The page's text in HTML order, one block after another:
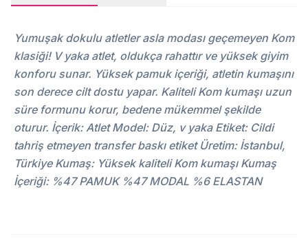
Yumuşak dokulu atletler asla modası geçemeyen Kom
klasiği! V yaka atlet, oldukça rahattır ve yüksek giyim
konforu sunar. Yüksek pamuk içeriği, atletin kumaşını
son derece cilt dostu yapar. Kaliteli Kom kumaşı uzun
süre formunu korur, bedene mükemmel şekilde
oturur. İçerik: Atlet Model: Düz, v yaka Etiket: Cildi
tahriş etmeyen transfer baskı etiket Üretim: İstanbul,
Türkiye Kumaş: Yüksek kaliteli Kom kumaşı Kumaş
İçeriği: %47 PAMUK %47 MODAL %6 ELASTAN